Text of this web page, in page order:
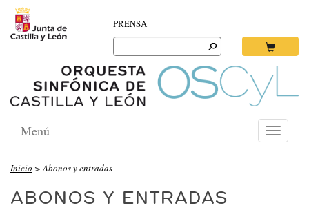
PRENSA
Search
for:
Toggle
Menú
Inicio > Abonos y entradas
ABONOS Y ENTRADAS